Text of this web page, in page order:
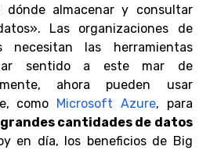
almacenar y consultar
Las organizaciones de
necesitan las herramientas
sentido a este mar de
ahora pueden usar
como Microsoft Azure, para
cantidades de datos
en día, los beneficios de Big